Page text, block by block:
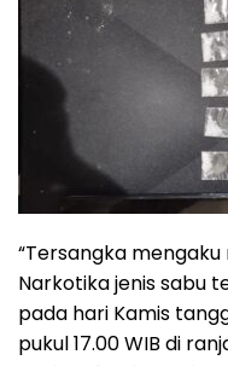
“Tersangka
Narkotika jenis sabu
pada hari Kamis
pukul 17.00 WIB di